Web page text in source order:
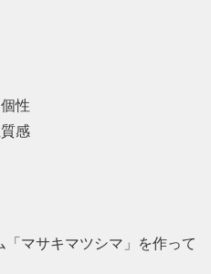
性
感
「マサキマツシマ」を作って